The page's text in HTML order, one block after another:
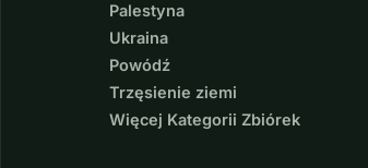
Palestyna
Ukraina
Powódź
Trzęsienie ziemi
Więcej Kategorii Zbiórek